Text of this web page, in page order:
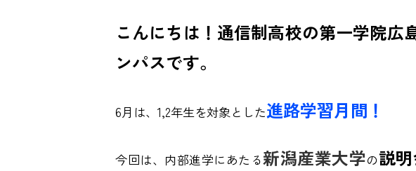
こんにちは！通信制高校の第一学院広
ンパスです。
6月は、1,2年生を対象とした進路学習月間！
今回は、内部進学にあたる新潟産業大学の説